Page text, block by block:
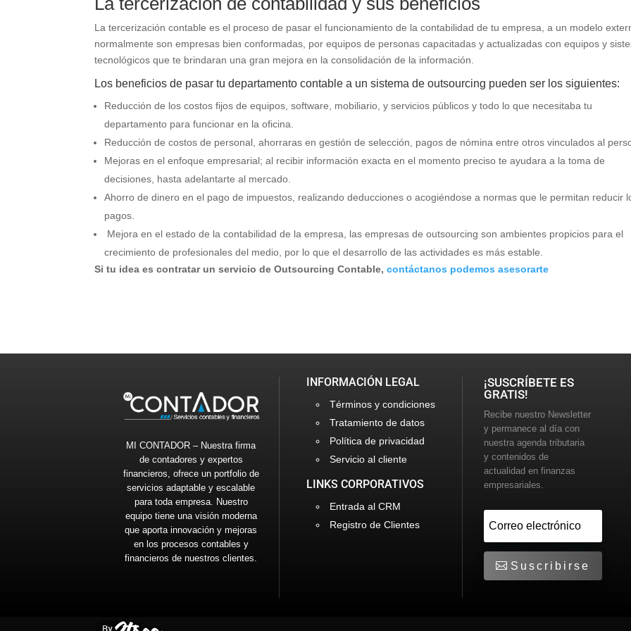
La tercerización contable es el proceso de pasar el funcionamiento de la contabilidad de tu empresa, a un modelo
normalmente son empresas bien conformadas, por equipos de personas capacitadas y actualizadas con equipos y
tecnológicos que te brindaran una gran mejora en la consolidación de la información.
Los beneficios de pasar tu departamento contable a un sistema de outsourcing pueden ser los siguientes:
Reducción de los costos fijos de equipos, software, mobiliario, y servicios públicos y todo lo que necesitaba tu
departamento para funcionar en la oficina.
Reducción de costos de personal, ahorraras en gestión de selección, pagos de nómina entre otros vinculados al
Mejoras en el enfoque empresarial; al recibir información exacta en el momento preciso te ayudara a la toma de
decisiones, hasta adelantarte al mercado.
Ahorro de dinero en el pago de impuestos, realizando deducciones o acogiéndose a normas que le permitan reducir
pagos.
Mejora en el estado de la contabilidad de la empresa, las empresas de outsourcing son ambientes propicios para el
crecimiento de profesionales del medio, por lo que el desarrollo de las actividades es más estable.
Si tu idea es contratar un servicio de Outsourcing Contable,contáctanos podemos asesorarte
MI CONTADOR – Nuestra firma
de contadores y expertos
financieros, ofrece un portfolio de
servicios adaptable y escalable
para toda empresa. Nuestro
equipo tiene una visión moderna
que aporta innovación y mejoras
en los procesos contables y
financieros de nuestros clientes.
INFORMACIÓN LEGAL
Términos y condiciones
Tratamiento de datos
Política de privacidad
Servicio al cliente
LINKS CORPORATIVOS
Entrada al CRM
Registro de Clientes
¡SUSCRÍBETE ES
GRATIS!
Recibe nuestro Newsletter
y permanece al día con
nuestra agenda tributaria
y contenidos de
actualidad en finanzas
empresariales.
Suscribirse